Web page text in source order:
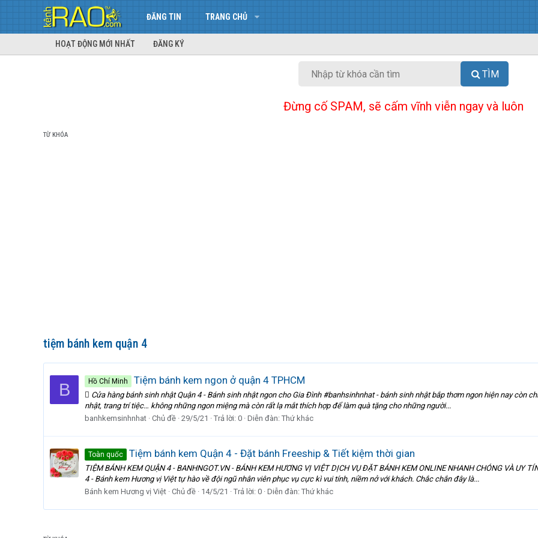
ĐĂNG TIN TRANG CHỦ
HOẠT ĐỘNG MỚI NHẤT ĐĂNG KÝ
TÌM
Đừng cố SPAM, sẽ cấm vĩnh viễn ngay và luôn
TỪ KHÓA
tiệm bánh kem quận 4
B Hồ Chí Minh Tiệm bánh kem ngon ở quận 4 TPHCM
 Cửa hàng bánh sinh nhật Quận 4 - Bánh sinh nhật ngon cho Gia Đình #banhsinhnhat - bánh sinh nhật bắp thơm ngon hiện nay còn
nhật, trang trí tiệc… không những ngon miệng mà còn rất lạ mắt thích hợp để làm quà tặng cho những người...
banhkemsinhnhat Chủ đề 29/5/21 Trả lời: 0 Diễn đàn: Thứ khác
Toàn quốc Tiệm bánh kem Quận 4 - Đặt bánh Freeship & Tiết kiệm thời gian
TIỆM BÁNH KEM QUẬN 4 - BANHNGOT.VN - BÁNH KEM HƯƠNG VỊ VIỆT DỊCH VỤ ĐẶT BÁNH KEM ONLINE NHANH CHÓNG VÀ UY
4 - Bánh kem Hương vị Việt tự hào về đội ngũ nhân viên phục vụ cực kì vui tính, niềm nở với khách. Chắc chắn đây là...
Bánh kem Hương vị Việt Chủ đề 14/5/21 Trả lời: 0 Diễn đàn: Thứ khác